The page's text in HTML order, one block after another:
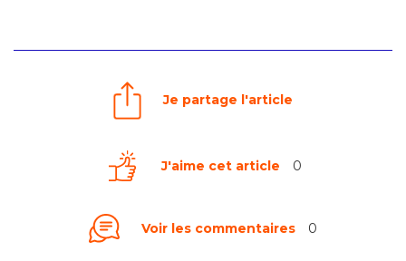
Je partage l'article
J'aime cet article 0
Voir les commentaires 0